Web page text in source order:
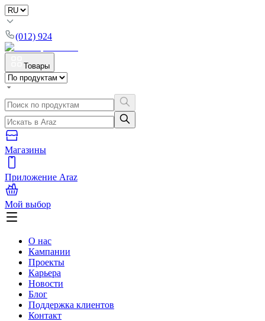
(012) 924
Товары
Магазины
Приложение Araz
Мой выбор
О нас
Кампании
Проекты
Карьера
Новости
Блог
Поддержка клиентов
Контакт